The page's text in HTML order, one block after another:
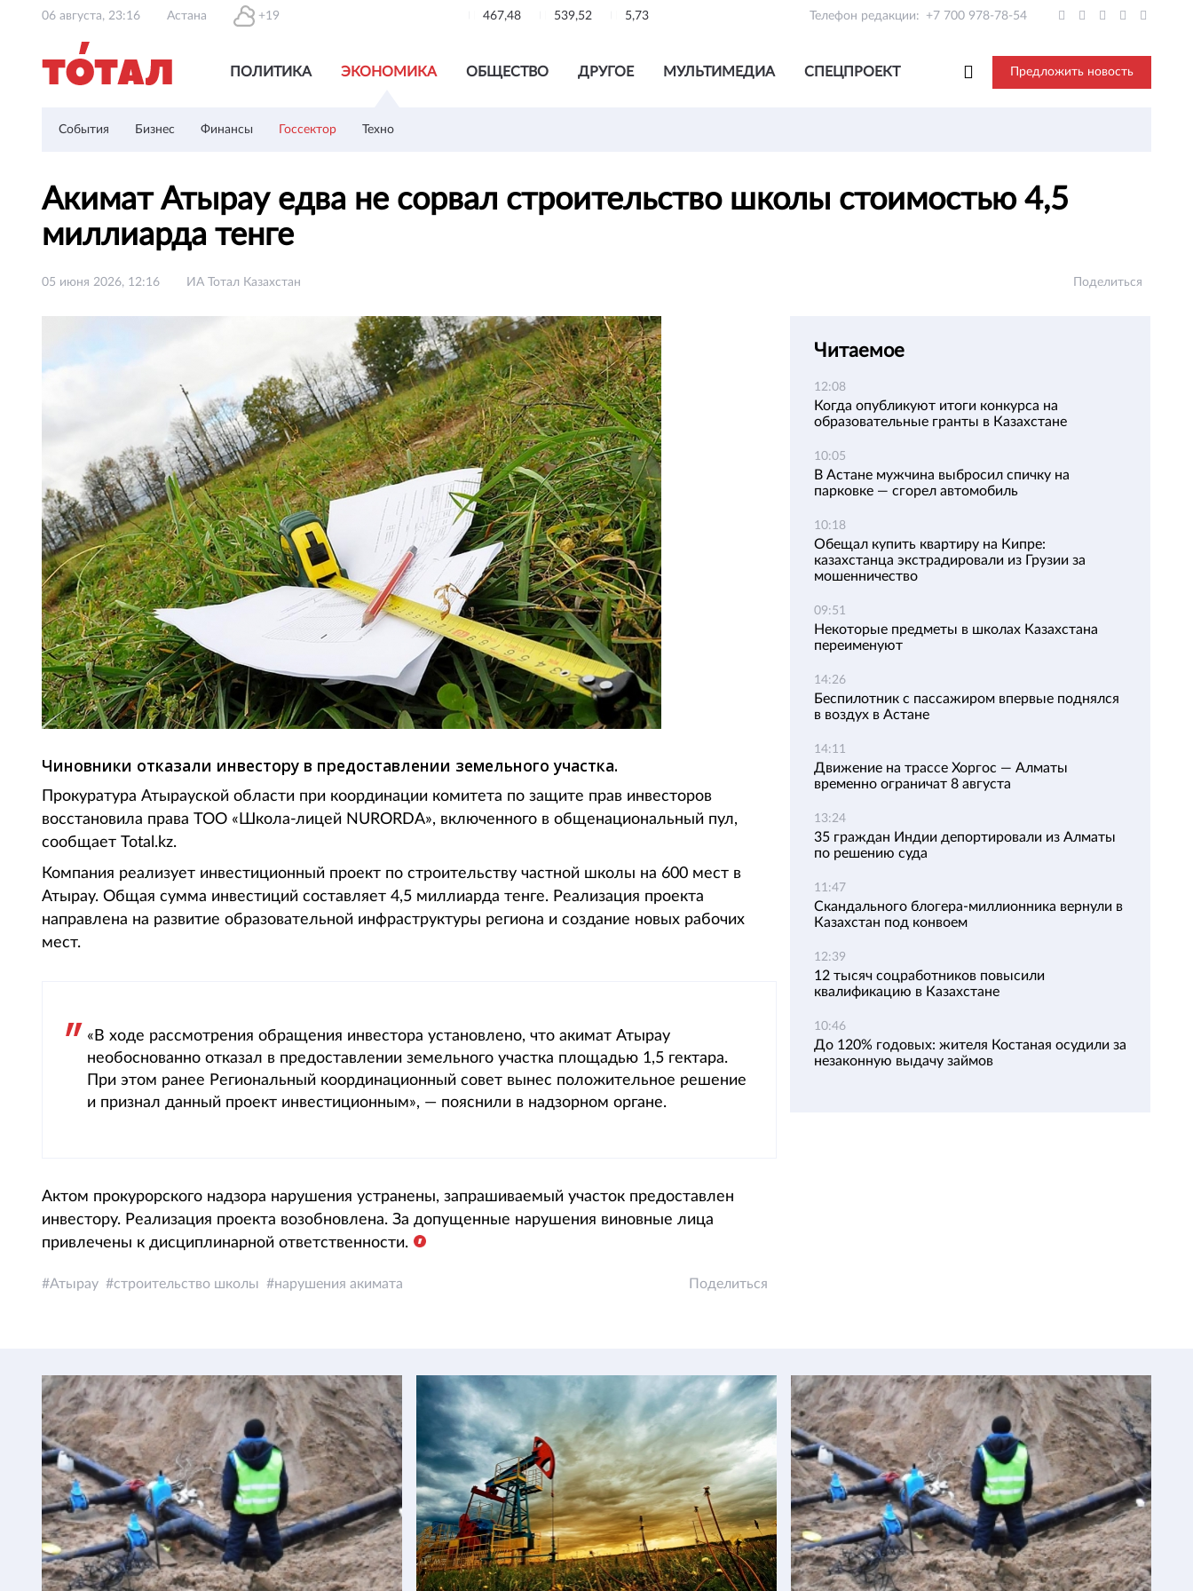
06 августа, 23:16 Астана +19 467,48 539,52 5,73 Телефон редакции: +7 700 978-78-54
ПОЛИТИКА ЭКОНОМИКА ОБЩЕСТВО ДРУГОЕ МУЛЬТИМЕДИА СПЕЦПРОЕКТ Предложить новость
События Бизнес Финансы Госсектор Техно
Акимат Атырау едва не сорвал строительство школы стоимостью 4,5
миллиарда тенге
05 июня 2026, 12:16 ИА Тотал Казахстан Поделиться
Чиновники отказали инвестору в предоставлении земельного участка.
Прокуратура Атырауской области при координации комитета по защите прав инвесторов
восстановила права ТОО «Школа-лицей NURORDA», включенного в общенациональный пул,
сообщает Total.kz.
Компания реализует инвестиционный проект по строительству частной школы на 600 мест в
Атырау. Общая сумма инвестиций составляет 4,5 миллиарда тенге. Реализация проекта
направлена на развитие образовательной инфраструктуры региона и создание новых рабочих
мест.
«В ходе рассмотрения обращения инвестора установлено, что акимат Атырау
необоснованно отказал в предоставлении земельного участка площадью 1,5 гектара.
При этом ранее Региональный координационный совет вынес положительное решение
и признал данный проект инвестиционным», — пояснили в надзорном органе.
Актом прокурорского надзора нарушения устранены, запрашиваемый участок предоставлен
инвестору. Реализация проекта возобновлена. За допущенные нарушения виновные лица
привлечены к дисциплинарной ответственности.
Атырау строительство школы нарушения акимата Поделиться
Читаемое
12:08
Когда опубликуют итоги конкурса на
образовательные гранты в Казахстане
10:05
В Астане мужчина выбросил спичку на
парковке — сгорел автомобиль
10:18
Обещал купить квартиру на Кипре:
казахстанца экстрадировали из Грузии за
мошенничество
09:51
Некоторые предметы в школах Казахстана
переименуют
14:26
Беспилотник с пассажиром впервые поднялся
в воздух в Астане
14:11
Движение на трассе Хоргос — Алматы
временно ограничат 8 августа
13:24
35 граждан Индии депортировали из Алматы
по решению суда
11:47
Скандального блогера-миллионника вернули в
Казахстан под конвоем
12:39
12 тысяч соцработников повысили
квалификацию в Казахстане
10:46
До 120% годовых: жителя Костаная осудили за
незаконную выдачу займов